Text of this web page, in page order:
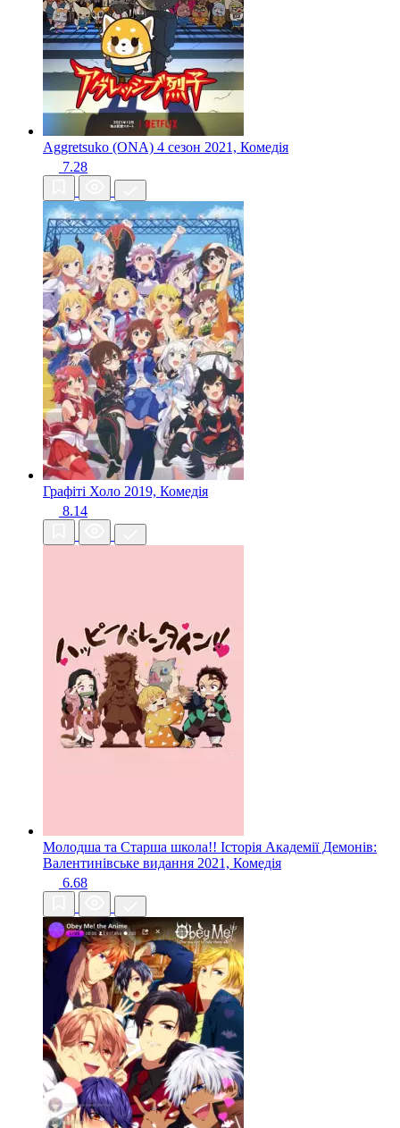
Aggretsuko (ONA) 4 сезон 2021, Комедія
7.28
Графіті Холо 2019, Комедія
8.14
Молодша та Старша школа!! Історія Академії Демонів:
Валентинівське видання 2021, Комедія
6.68